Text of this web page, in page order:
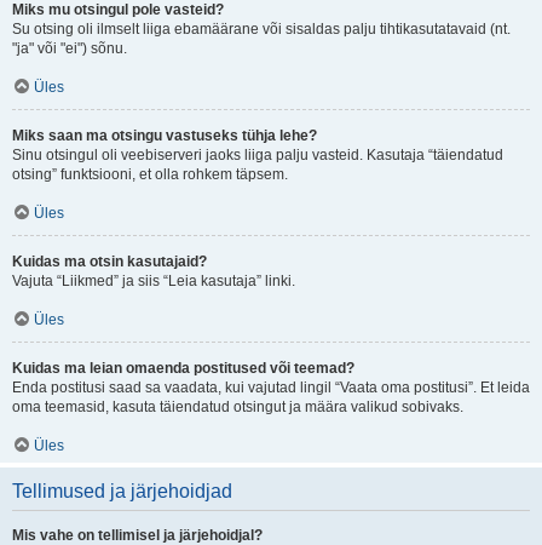
Miks mu otsingul pole vasteid?
Su otsing oli ilmselt liiga ebamäärane või sisaldas palju tihtikasutatavaid (nt.
"ja" või "ei") sõnu.
Üles
Miks saan ma otsingu vastuseks tühja lehe?
Sinu otsingul oli veebiserveri jaoks liiga palju vasteid. Kasutaja “täiendatud
otsing” funktsiooni, et olla rohkem täpsem.
Üles
Kuidas ma otsin kasutajaid?
Vajuta “Liikmed” ja siis “Leia kasutaja” linki.
Üles
Kuidas ma leian omaenda postitused või teemad?
Enda postitusi saad sa vaadata, kui vajutad lingil “Vaata oma postitusi”. Et leida
oma teemasid, kasuta täiendatud otsingut ja määra valikud sobivaks.
Üles
Tellimused ja järjehoidjad
Mis vahe on tellimisel ja järjehoidjal?